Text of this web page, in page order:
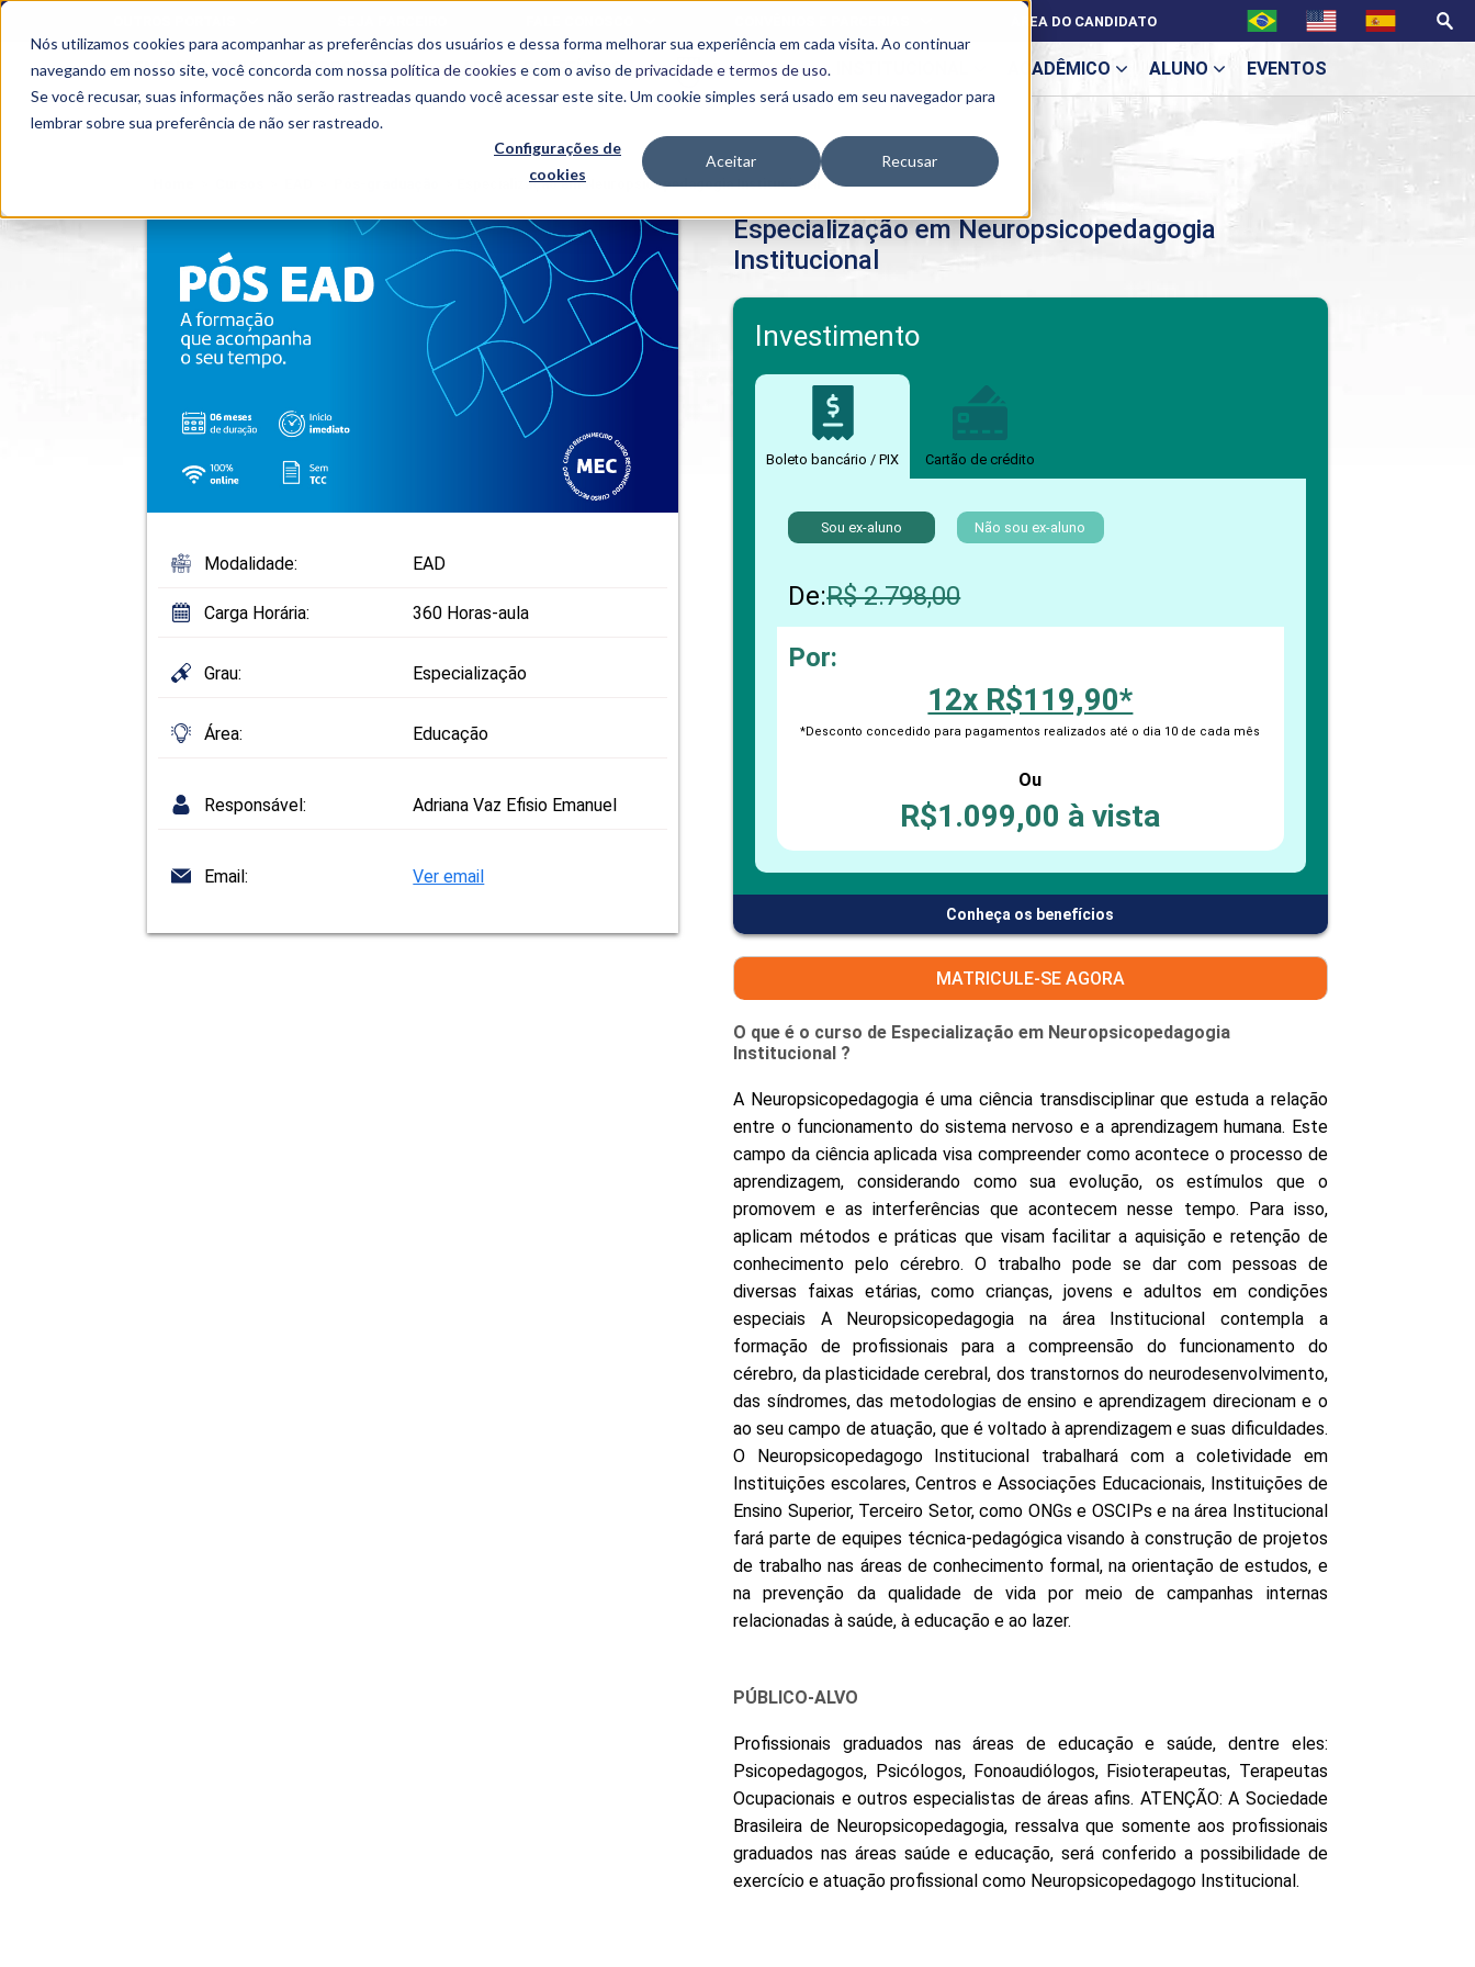
Nós utilizamos cookies para acompanhar as preferências dos usuários e dessa forma melhorar sua experiência em cada visita. Ao continuar
navegando em nosso site, você concorda com nossa política de cookies e com o aviso deprivacidade e termos de uso.
Se você recusar, suas informações não serão rastreadas quando você acessar este site. Um cookie simples será usado em seu navegador para
lembrar sobre sua preferência de não ser rastreado.
Configurações de
cookies
Aceitar Recusar
SEMIPRESENCIAL PRESENCIAL EAD BENEFÍCIOS ACADÊMICO
Acadêmicos
PROEST
PAE
PIME
Programas de
Pesquisa e
Extensão
MPHU
NIT
PROES
PROED
ALUNO EVENTOS
ÁREA DO CANDIDATO
Especialização em Neuropsicopedagogia Institucional
Modalidade: EAD
Carga Horária: 360 Horas-aula
Grau: Especialização
Área: Educação
Responsável: Adriana Vaz Efisio Emanuel
Email: Ver email
Especialização em Neuropsicopedagogia
Institucional
Investimento
Boleto bancário / PIX Cartão de crédito
Sou ex-aluno Não sou ex-aluno
De:R$ 2.798,00
Por:
12x R$119,90*
*Desconto concedido para pagamentos realizados até o dia 10 de cada mês
Ou
R$1.099,00 à vista
Conheça os benefícios
MATRICULE-SE AGORA
O que é o curso de Especialização em Neuropsicopedagogia
Institucional ?
A Neuropsicopedagogia é uma ciência transdisciplinar que estuda a relação
entre o funcionamento do sistema nervoso e a aprendizagem humana. Este
campo da ciência aplicada visa compreender como acontece o processo de
aprendizagem, considerando como sua evolução, os estímulos que o
promovem e as interferências que acontecem nesse tempo. Para isso,
aplicam métodos e práticas que visam facilitar a aquisição e retenção de
conhecimento pelo cérebro. O trabalho pode se dar com pessoas de
diversas faixas etárias, como crianças, jovens e adultos em condições
especiais A Neuropsicopedagogia na área Institucional contempla a
formação de profissionais para a compreensão do funcionamento do
cérebro, da plasticidade cerebral, dos transtornos do neurodesenvolvimento,
das síndromes, das metodologias de ensino e aprendizagem direcionam e o
ao seu campo de atuação, que é voltado à aprendizagem e suas dificuldades.
O Neuropsicopedagogo Institucional trabalhará com a coletividade em
Instituições escolares, Centros e Associações Educacionais, Instituições de
Ensino Superior, Terceiro Setor, como ONGs e OSCIPs e na área Institucional
fará parte de equipes técnica-pedagógica visando à construção de projetos
de trabalho nas áreas de conhecimento formal, na orientação de estudos, e
na prevenção da qualidade de vida por meio de campanhas internas
relacionadas à saúde, à educação e ao lazer.
PÚBLICO-ALVO
Profissionais graduados nas áreas de educação e saúde, dentre eles:
Psicopedagogos, Psicólogos, Fonoaudiólogos, Fisioterapeutas, Terapeutas
Ocupacionais e outros especialistas de áreas afins. ATENÇÃO: A Sociedade
Brasileira de Neuropsicopedagogia, ressalva que somente aos profissionais
graduados nas áreas saúde e educação, será conferido a possibilidade de
exercício e atuação profissional como Neuropsicopedagogo Institucional.